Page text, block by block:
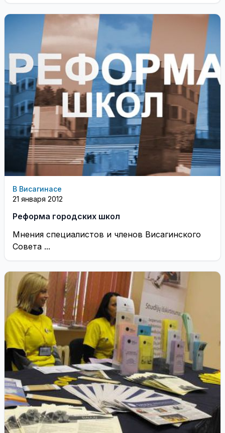
добавлена к всемирному координированному
времени ...
В Висагинасе
21 января 2012
Реформа городских школ
Мнения специалистов и членов Висагинского
Совета ...